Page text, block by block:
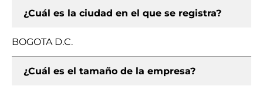
¿Cuál es la ciudad en el que se registra?
BOGOTA D.C.
¿Cuál es el tamaño de la empresa?